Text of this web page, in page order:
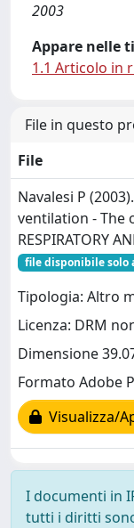
2003
Appare nelle
1.1 Articolo in
File in questo
File
Navalesi P
ventilation - The
RESPIRATORY
file disponibile
Tipologia: Altro
Licenza: DRM
Dimensione
Formato Adobe
Visualizza/
I documenti in
tutti i diritti